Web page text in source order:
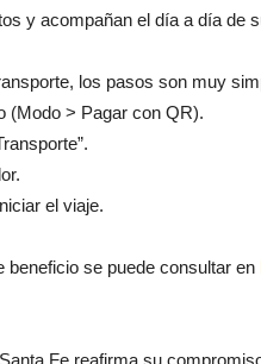
y acompañan el día a día de
los pasos son muy
(Modo > Pagar con QR).
el viaje.
beneficio se puede consultar en
Fe reafirma su